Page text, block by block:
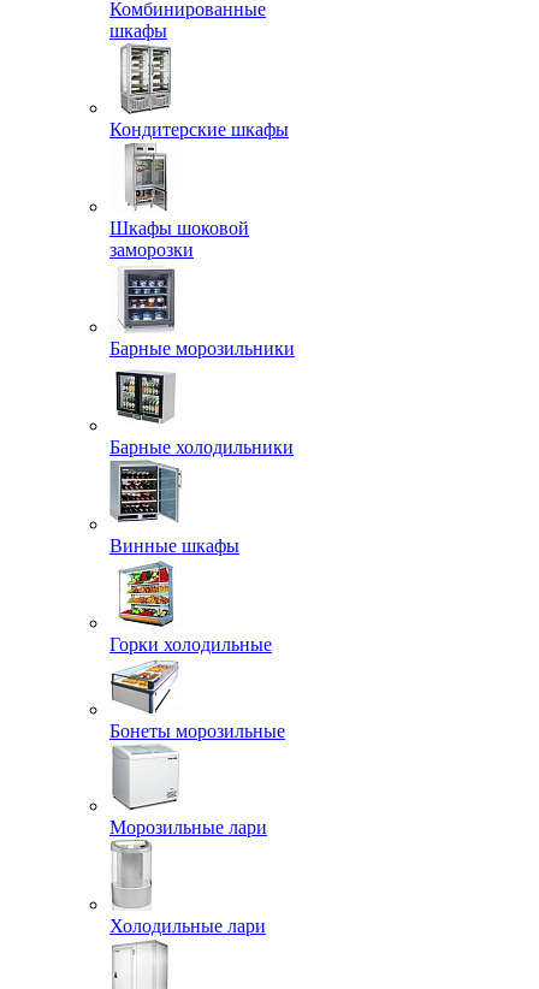
Комбинированные
шкафы
Кондитерские шкафы
Шкафы шоковой
заморозки
Барные морозильники
Барные холодильники
Винные шкафы
Горки холодильные
Бонеты морозильные
Морозильные лари
Холодильные лари